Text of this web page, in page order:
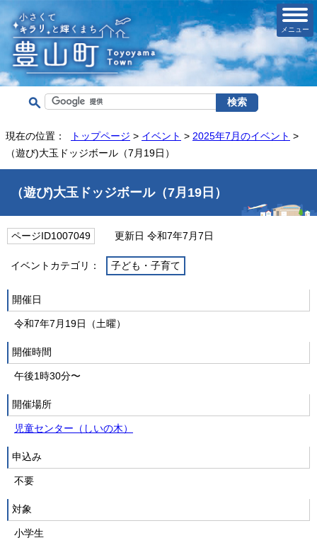
メニュー
現在の位置： トップページ > イベント > 2025年7月のイベント >
（遊び)大玉ドッジボール（7月19日）
（遊び)大玉ドッジボール（7月19日）
ページID1007049 更新日 令和7年7月7日
イベントカテゴリ： 子ども・子育て
開催日
令和7年7月19日（土曜）
開催時間
午後1時30分〜
開催場所
児童センター（しいの木）
申込み
不要
対象
小学生